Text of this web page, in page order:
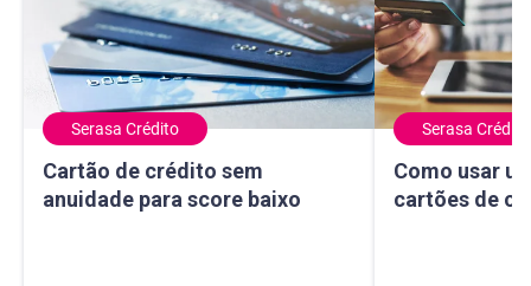
Serasa Crédito
Cartão de crédito sem
anuidade para score baixo
Cartão de crédito sem anuidade para score baixo
Serasa Crédito
Como usar
cartões de
Como usar um